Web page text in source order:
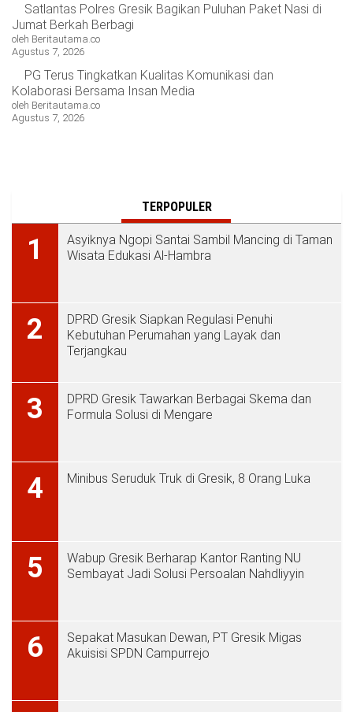
Satlantas Polres Gresik Bagikan Puluhan Paket Nasi di
Jumat Berkah Berbagi
oleh Beritautama.co
Agustus 7, 2026
PG Terus Tingkatkan Kualitas Komunikasi dan
Kolaborasi Bersama Insan Media
oleh Beritautama.co
Agustus 7, 2026
TERPOPULER
1
Asyiknya Ngopi Santai Sambil Mancing di Taman
Wisata Edukasi Al-Hambra
2
DPRD Gresik Siapkan Regulasi Penuhi
Kebutuhan Perumahan yang Layak dan
Terjangkau
3
DPRD Gresik Tawarkan Berbagai Skema dan
Formula Solusi di Mengare
4 Minibus Seruduk Truk di Gresik, 8 Orang Luka
5
Wabup Gresik Berharap Kantor Ranting NU
Sembayat Jadi Solusi Persoalan Nahdliyyin
6
Sepakat Masukan Dewan, PT Gresik Migas
Akuisisi SPDN Campurrejo